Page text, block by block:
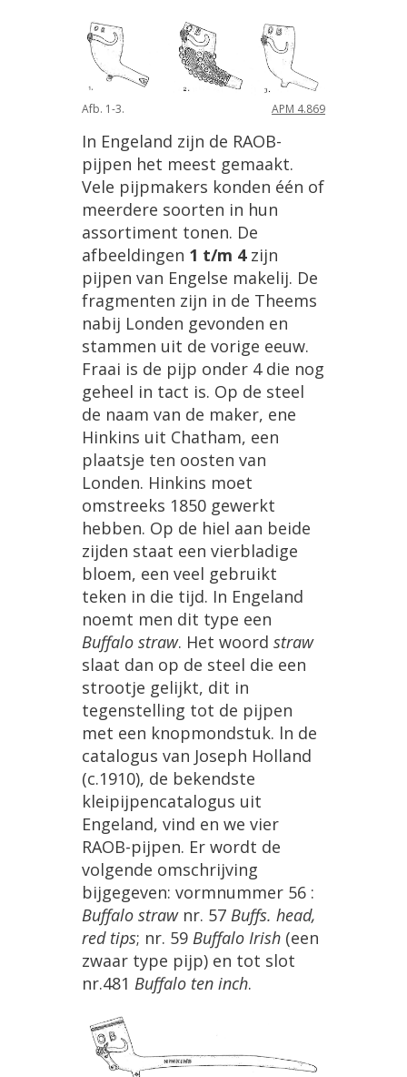
Afb. 1-3. APM 4.869
In Engeland zijn de RAOB-
pijpen het meest gemaakt.
Vele pijpmakers konden één of
meerdere soorten in hun
assortiment tonen. De
afbeeldingen 1 t/m 4 zijn
pijpen van Engelse makelij. De
fragmenten zijn in de Theems
nabij Londen gevonden en
stammen uit de vorige eeuw.
Fraai is de pijp onder 4 die nog
geheel in tact is. Op de steel
de naam van de maker, ene
Hinkins uit Chatham, een
plaatsje ten oosten van
Londen. Hinkins moet
omstreeks 1850 gewerkt
hebben. Op de hiel aan beide
zijden staat een vierbladige
bloem, een veel gebruikt
teken in die tijd. In Engeland
noemt men dit type een
Buffalo straw. Het woord straw
slaat dan op de steel die een
strootje gelijkt, dit in
tegenstelling tot de pijpen
met een knopmondstuk. ln de
catalogus van Joseph Holland
(c.1910), de bekendste
kleipijpencatalogus uit
Engeland, vind en we vier
RAOB-pijpen. Er wordt de
volgende omschrijving
bijgegeven: vormnummer 56 :
Buffalo straw nr. 57 Buffs. head,
red tips; nr. 59 Buffalo Irish (een
zwaar type pijp) en tot slot
nr.481 Buffalo ten inch.